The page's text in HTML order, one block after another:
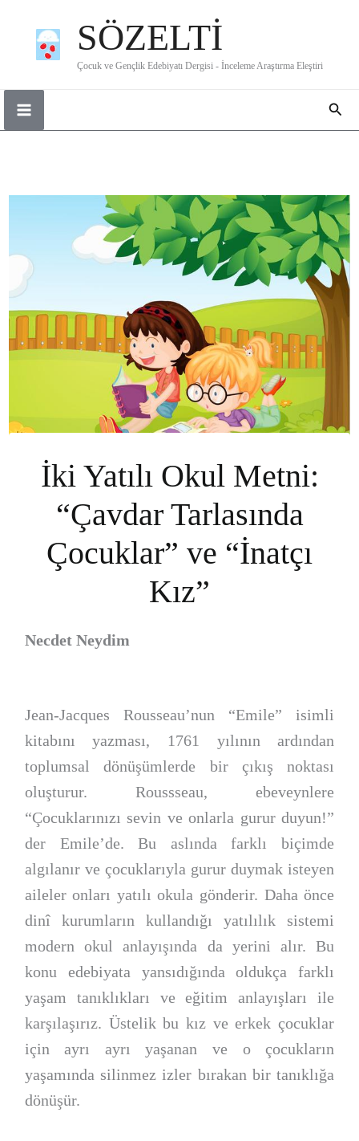
SÖZELTİ
Çocuk ve Gençlik Edebiyatı Dergisi - İnceleme Araştırma Eleştiri
İki Yatılı Okul Metni:
“Çavdar Tarlasında
Çocuklar” ve “İnatçı
Kız”
Necdet Neydim
Jean-Jacques Rousseau’nun “Emile” isimli
kitabını yazması, 1761 yılının ardından
toplumsal dönüşümlerde bir çıkış noktası
oluşturur. Roussseau, ebeveynlere
“Çocuklarınızı sevin ve onlarla gurur duyun!”
der Emile’de. Bu aslında farklı biçimde
algılanır ve çocuklarıyla gurur duymak isteyen
aileler onları yatılı okula gönderir. Daha önce
dinî kurumların kullandığı yatılılık sistemi
modern okul anlayışında da yerini alır. Bu
konu edebiyata yansıdığında oldukça farklı
yaşam tanıklıkları ve eğitim anlayışları ile
karşılaşırız. Üstelik bu kız ve erkek çocuklar
için ayrı ayrı yaşanan ve o çocukların
yaşamında silinmez izler bırakan bir tanıklığa
dönüşür.